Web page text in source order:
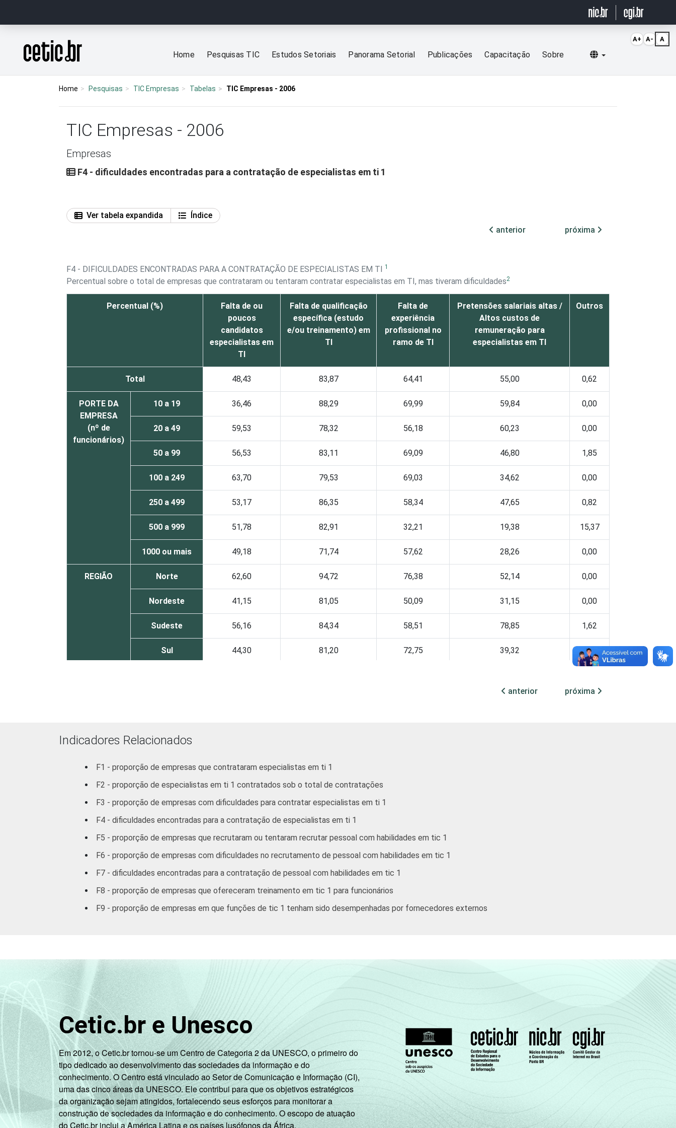
Página inicial
Home Pesquisas TIC Estudos Setoriais Panorama Setorial Publicações Capacitação Sobre Selecionar idioma
Home Pesquisas TIC Empresas Tabelas TIC Empresas - 2006
TIC Empresas - 2006
Empresas
F4 - dificuldades encontradas para a contratação de especialistas em ti 1
Ver tabela expandida
Índice
anterior
próxima
F4 - DIFICULDADES ENCONTRADAS PARA A CONTRATAÇÃO DE ESPECIALISTAS EM TI 1
Percentual sobre o total de empresas que contrataram ou tentaram contratar especialistas em TI, mas tiveram dificuldades2
Percentual (%)
Falta de ou
poucos
candidatos
especialistas em
TI
Falta de qualificação
específica (estudo
e/ou treinamento) em
TI
Falta de
experiência
profissional no
ramo de TI
Pretensões salariais altas /
Altos custos de
remuneração para
especialistas em TI
Outros
Total 48,43 83,87 64,41 55,00 0,62
PORTE DA
EMPRESA
(nº de
funcionários)
10 a 19 36,46 88,29 69,99 59,84 0,00
20 a 49 59,53 78,32 56,18 60,23 0,00
50 a 99 56,53 83,11 69,09 46,80 1,85
100 a 249 63,70 79,53 69,03 34,62 0,00
250 a 499 53,17 86,35 58,34 47,65 0,82
500 a 999 51,78 82,91 32,21 19,38 15,37
1000 ou mais 49,18 71,74 57,62 28,26 0,00
REGIÃO Norte 62,60 94,72 76,38 52,14 0,00
Nordeste 41,15 81,05 50,09 31,15 0,00
Sudeste 56,16 84,34 58,51 78,85 1,62
Sul 44,30 81,20 72,75 39,32 0,00
CNAE
Construção
Reparação de
Autos
Alimentação
63,59 77,50
Armaz./
Comunicação
59,94 89,50 63,63
Ativ.
Imobiliárias,
57,97 88,69 55,28
Especialistas em TIC ou em TI possuem a capacidade de especificar, desenhar, desenvolver, instalar, operar, dar suporte, manter, gerenciar e
pesquisar TIC e sistemas TIC.
2Base: 148 empresas que contrataram ou tentaram contratar especialistas em TI mas tiveram dificuldades, com 10 funcionários ou mais, que
constituem os seguintes segmentos da CNAE: seção D, F, G, I, K e grupos 55.1, 55.2, 92.1 e 92.2. Respostas múltiplas referentes aos últimos doze
meses.
Fonte: NIC.br - Ago/Nov 2006.
anterior próxima
Indicadores Relacionados
F1 - proporção de empresas que contrataram especialistas em ti 1
F2 - proporção de especialistas em ti 1 contratados sob o total de contratações
F3 - proporção de empresas com dificuldades para contratar especialistas em ti 1
F4 - dificuldades encontradas para a contratação de especialistas em ti 1
F5 - proporção de empresas que recrutaram ou tentaram recrutar pessoal com habilidades em tic 1
F6 - proporção de empresas com dificuldades no recrutamento de pessoal com habilidades em tic 1
F7 - dificuldades encontradas para a contratação de pessoal com habilidades em tic 1
F8 - proporção de empresas que ofereceram treinamento em tic 1 para funcionários
F9 - proporção de empresas em que funções de tic 1 tenham sido desempenhadas por fornecedores externos
Cetic.br e Unesco
Em 2012, o Cetic.br tornou-se um Centro de Categoria 2 da UNESCO, o primeiro do
tipo dedicado ao desenvolvimento das sociedades da informação e do
conhecimento. O Centro está vinculado ao Setor de Comunicação e Informação (CI),
uma das cinco áreas da UNESCO. Ele contribui para que os objetivos estratégicos
da organização sejam atingidos, fortalecendo seus esforços para monitorar a
construção de sociedades da informação e do conhecimento. O escopo de atuação
do Cetic.br inclui a América Latina e os países lusófonos da África.
A+ A- A